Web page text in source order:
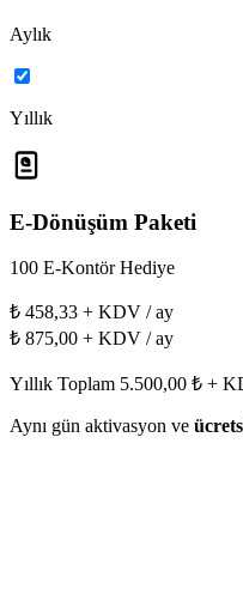
Aylık
Yıllık
E-Dönüşüm Paketi
100 E-Kontör Hediye
₺ 458,33 + KDV / ay
₺ 875,00 + KDV / ay
Yıllık Toplam 5.500,00 ₺ +
Aynı gün aktivasyon ve